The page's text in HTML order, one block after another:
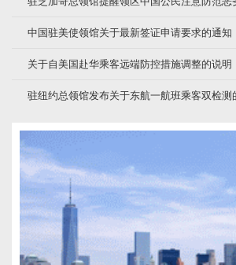
中国驻美使领馆关于最新签证申请要求的通知
关于自美国赴华乘客远端防控措施调整的说明
驻纽约总领馆发布关于东航一航班乘客双检测